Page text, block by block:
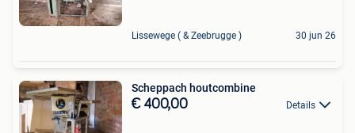
Lissewege ( & Zeebrugge ) 30 jun 26
Scheppach houtcombine
€ 400,00 Details